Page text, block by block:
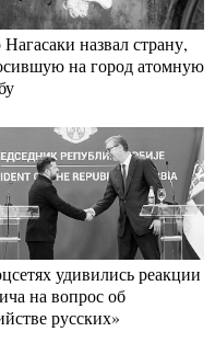
назвал страну,
на город атомную
удивились реакции
на вопрос об
русских»